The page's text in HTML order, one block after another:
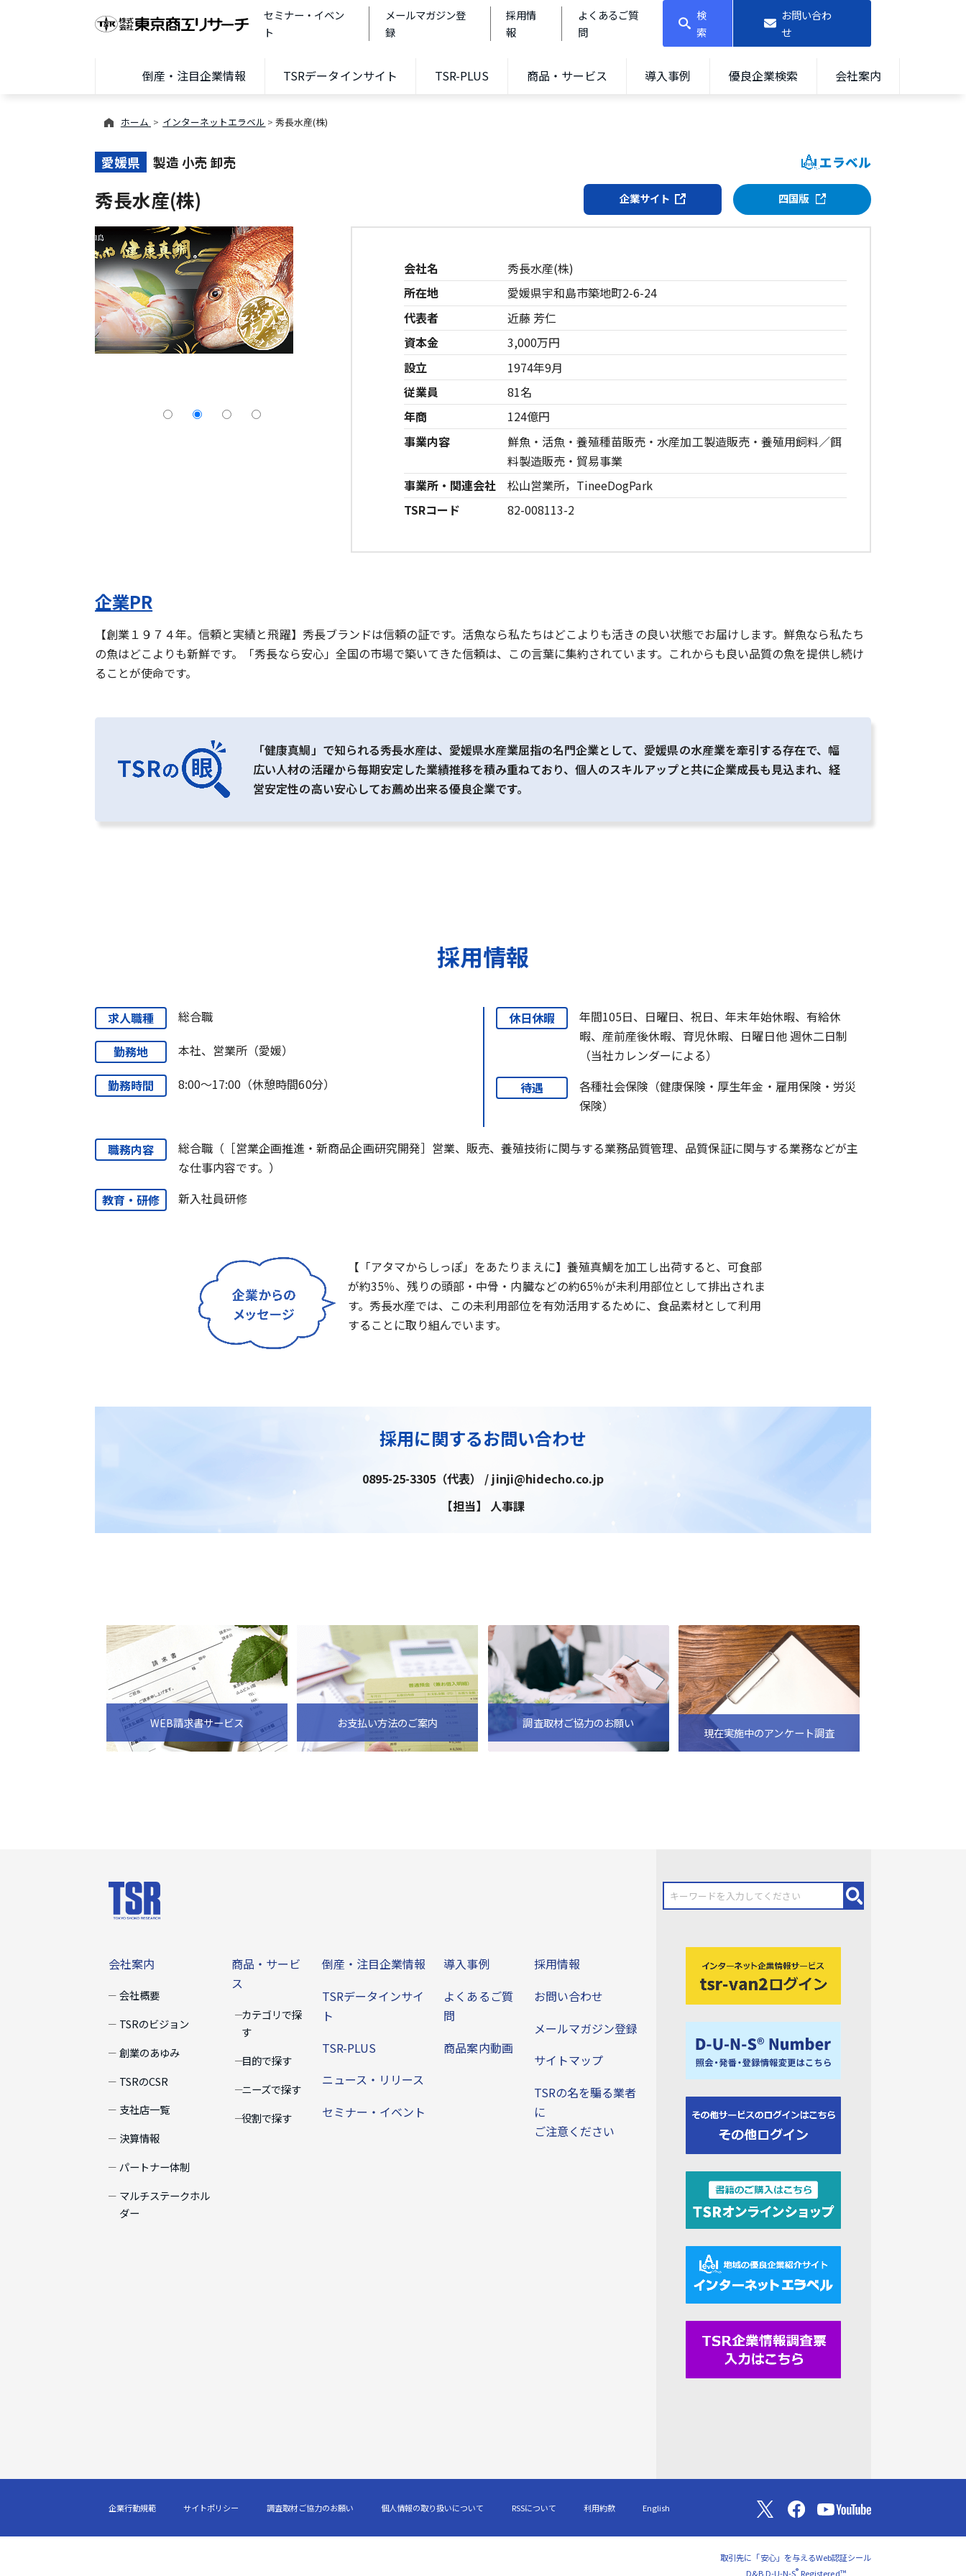
セミナー・イベン
ト
メールマガジン登
録
採用情
報
よくあるご質
問
検
索
お問い合わ
せ
倒産・注目企業情報 TSRデータインサイト TSR-PLUS 商品・サービス 導入事例 優良企業検索 会社案内
ホーム インターネットエラベル 秀長水産(株)
愛媛県 製造 小売 卸売 エラベル
秀長水産(株) 企業サイト 四国版
会社名
秀長水産(株)
所在地
愛媛県宇和島市築地町2-6-24
代表者
近藤 芳仁
資本金
3,000万円
設立
1974年9月
従業員
81名
年商
124億円
事業内容
鮮魚・活魚・養殖種苗販売・水産加工製造販売・養殖用飼料／餌
料製造販売・貿易事業
事業所・関連会社
松山営業所，TineeDogPark
TSRコード
82-008113-2
企業PR
【創業１９７４年。信頼と実績と飛躍】秀長ブランドは信頼の証です。活魚なら私たちはどこよりも活きの良い状態でお届けします。鮮魚なら私たち
の魚はどこよりも新鮮です。「秀長なら安心」全国の市場で築いてきた信頼は、この言葉に集約されています。これからも良い品質の魚を提供し続け
ることが使命です。
「健康真鯛」で知られる秀長水産は、愛媛県水産業屈指の名門企業として、愛媛県の水産業を牽引する存在で、幅
広い人材の活躍から毎期安定した業績推移を積み重ねており、個人のスキルアップと共に企業成長も見込まれ、経
営安定性の高い安心してお薦め出来る優良企業です。
採用情報
求人職種 総合職
勤務地 本社、営業所（愛媛）
勤務時間 8:00～17:00（休憩時間60分）
休日休暇
年間105日、日曜日、祝日、年末年始休暇、有給休
暇、産前産後休暇、育児休暇、日曜日他 週休二日制
（当社カレンダーによる）
待遇
各種社会保険（健康保険・厚生年金・雇用保険・労災
保険）
職務内容
総合職（［営業企画推進・新商品企画研究開発］営業、販売、養殖技術に関与する業務品質管理、品質保証に関与する業務などが主
な仕事内容です。）
教育・研修
新入社員研修
【「アタマからしっぽ」をあたりまえに】養殖真鯛を加工し出荷すると、可食部
が約35％、残りの頭部・中骨・内臓などの約65％が未利用部位として排出されま
す。秀長水産では、この未利用部位を有効活用するために、食品素材として利用
することに取り組んでいます。
採用に関するお問い合わせ
0895-25-3305（代表） / jinji@hidecho.co.jp
【担当】 人事課
WEB請求書サービス お支払い方法のご案内 調査取材ご協力のお願い
現在実施中のアンケート調査
会社案内
会社概要
TSRのビジョン
創業のあゆみ
TSRのCSR
支社店一覧
決算情報
パートナー体制
マルチステークホル
ダー
商品・サービ
ス
カテゴリで探
す
目的で探す
ニーズで探す
役割で探す
倒産・注目企業情報
TSRデータインサイ
ト
TSR-PLUS
ニュース・リリース
セミナー・イベント
導入事例
よくあるご質
問
商品案内動画
採用情報
お問い合わせ
メールマガジン登録
サイトマップ
TSRの名を騙る業者
に
ご注意ください
企業行動規範 サイトポリシー 調査取材ご協力のお願い 個人情報の取り扱いについて RSSについて 利用約款 English
取引先に「安心」を与えるWeb認証シール
D&B D-U-N-S® Registered™